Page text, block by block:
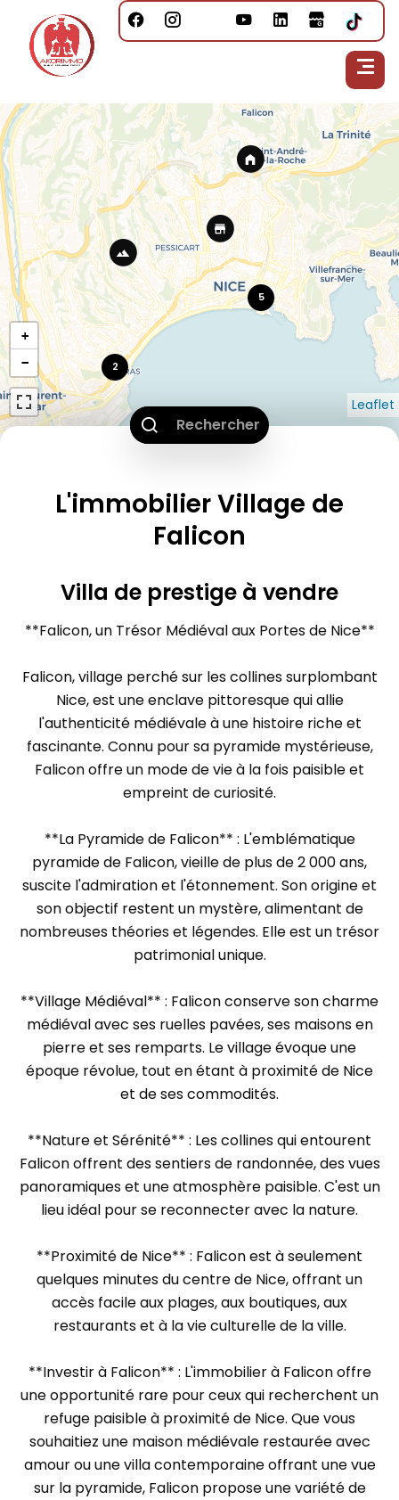
Rechercher
2
5
+
−
Leaflet
L'immobilier Village de
Falicon
Villa de prestige à vendre
**Falicon, un Trésor Médiéval aux Portes de Nice**
Falicon, village perché sur les collines surplombant
Nice, est une enclave pittoresque qui allie
l'authenticité médiévale à une histoire riche et
fascinante. Connu pour sa pyramide mystérieuse,
Falicon offre un mode de vie à la fois paisible et
empreint de curiosité.
**La Pyramide de Falicon** : L'emblématique
pyramide de Falicon, vieille de plus de 2 000 ans,
suscite l'admiration et l'étonnement. Son origine et
son objectif restent un mystère, alimentant de
nombreuses théories et légendes. Elle est un trésor
patrimonial unique.
**Village Médiéval** : Falicon conserve son charme
médiéval avec ses ruelles pavées, ses maisons en
pierre et ses remparts. Le village évoque une
époque révolue, tout en étant à proximité de Nice
et de ses commodités.
**Nature et Sérénité** : Les collines qui entourent
Falicon offrent des sentiers de randonnée, des vues
panoramiques et une atmosphère paisible. C'est un
lieu idéal pour se reconnecter avec la nature.
**Proximité de Nice** : Falicon est à seulement
quelques minutes du centre de Nice, offrant un
accès facile aux plages, aux boutiques, aux
restaurants et à la vie culturelle de la ville.
**Investir à Falicon** : L'immobilier à Falicon offre
une opportunité rare pour ceux qui recherchent un
refuge paisible à proximité de Nice. Que vous
souhaitiez une maison médiévale restaurée avec
amour ou une villa contemporaine offrant une vue
sur la pyramide, Falicon propose une variété de